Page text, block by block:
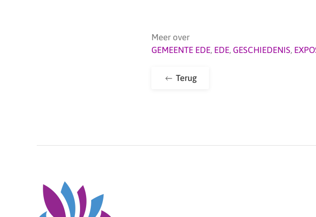
Meer over
GEMEENTE EDE, EDE, GESCHIEDENIS,
Terug